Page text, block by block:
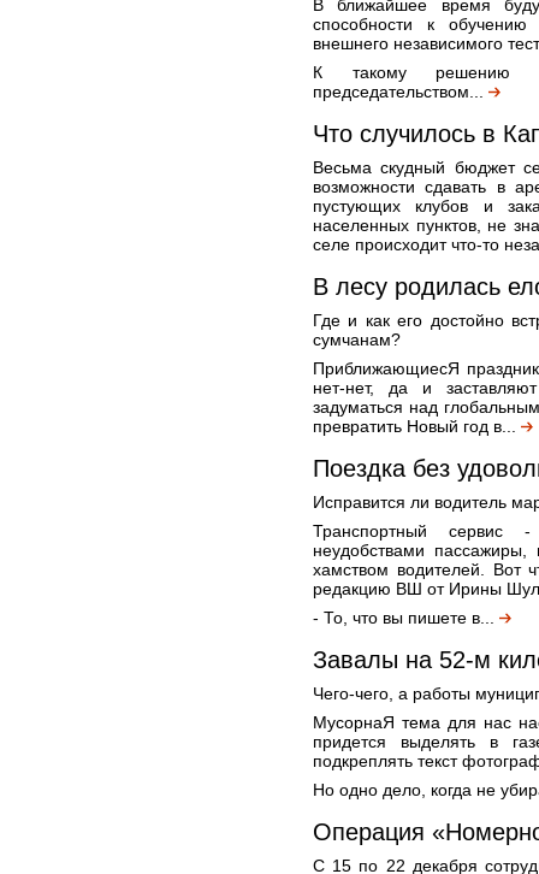
В ближайшее время
способности к
внешнего независимого
К такому решению
председательством...
Что случилось в
Весьма скудный бюджет
возможности сдавать в
пустующих клубов и
населенных пунктов, не
селе происходит что-то
В лесу родилась
Где и как его достойно
сумчанам?
ПриближающиесЯ
нет-нет, да и
задуматься над
превратить Новый год в...
Поездка без
Исправится ли водитель
Транспортный сервис
неудобствами
хамством водителей. Вот
редакцию ВШ от Ирины
- То, что вы пишете в...
Завалы на 52-м
Чего-чего, а работы
МусорнаЯ тема для нас
придется выделять в
подкреплять текст
Но одно дело, когда не
Операция
С 15 по 22 декабря